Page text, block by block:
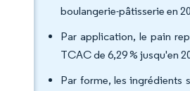
boulangerie-pâtisserie en
Par application, le pain
TCAC de 6,29 % jusqu'en
Par forme, les ingrédients